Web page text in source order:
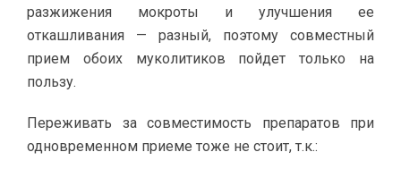
разжижения мокроты и улучшения ее
откашливания — разный, поэтому совместный
прием обоих муколитиков пойдет только на
пользу.
Переживать за совместимость препаратов при
одновременном приеме тоже не стоит, т.к.: